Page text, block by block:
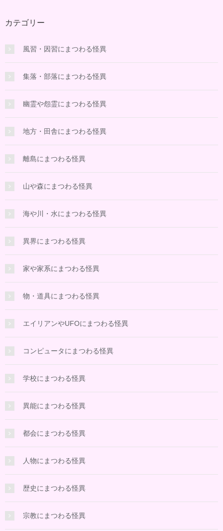
カテゴリー
風習・因習にまつわる怪異
集落・部落にまつわる怪異
幽霊や怨霊にまつわる怪異
地方・田舎にまつわる怪異
離島にまつわる怪異
山や森にまつわる怪異
海や川・水にまつわる怪異
異界にまつわる怪異
家や家系にまつわる怪異
物・道具にまつわる怪異
エイリアンやUFOにまつわる怪異
コンピュータにまつわる怪異
学校にまつわる怪異
異能にまつわる怪異
都会にまつわる怪異
人物にまつわる怪異
歴史にまつわる怪異
宗教にまつわる怪異